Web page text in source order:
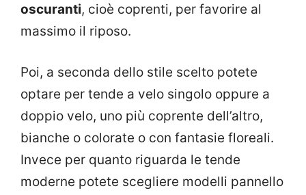
oscuranti, cioè coprenti, per favorire al
massimo il riposo.
Poi, a seconda dello stile scelto potete
optare per tende a velo singolo oppure a
doppio velo, uno più coprente dell’altro,
bianche o colorate o con fantasie floreali.
Invece per quanto riguarda le tende
moderne potete scegliere modelli pannello